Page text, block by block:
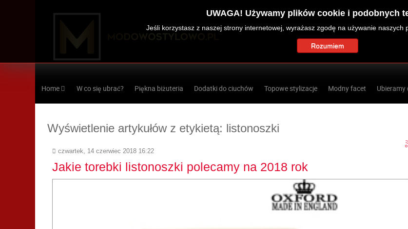
Home W co się ubrać? Piękna biżuteria Dodatki do ciuchów Topowe stylizacje Modny facet Ubieramy
Wyświetlenie artykułów z etykietą: listonoszki
czwartek, 14 czerwiec 2018 16:22
Jakie torebki listonoszki polecamy na 2018 rok
UWAGA! Używamy plików cookie i podobnych
Jeśli korzystasz z naszej strony internetowej, wyrażasz zgodę na używanie naszych
Rozumiem